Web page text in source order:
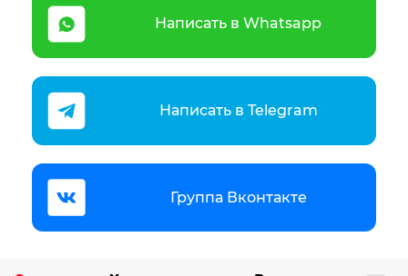
Написать в Whatsapp
Написать в Telegram
Группа Вконтакте